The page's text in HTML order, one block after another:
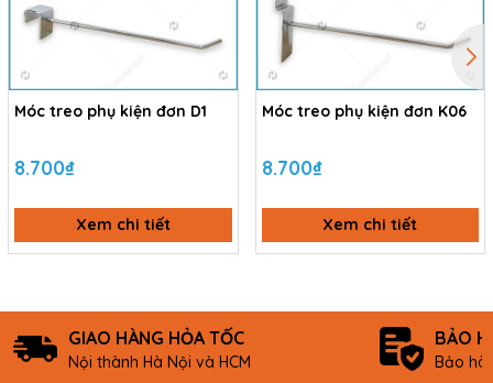
Móc treo phụ kiện đơn D1
8.700₫
Xem chi tiết
Móc treo phụ kiện đơn K06
8.700₫
Xem chi tiết
GIAO HÀNG HỎA TỐC
Nội thành Hà Nội và HCM
BẢO
Bảo